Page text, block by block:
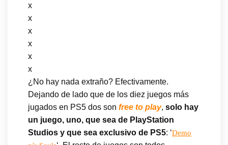
x
x
x
x
x
x
¿No hay nada extraño? Efectivamente.
Dejando de lado que de los diez juegos más
jugados en PS5 dos son free to play, solo hay
un juego, uno, que sea de PlayStation
Studios y que sea exclusivo de PS5: ‘Demo